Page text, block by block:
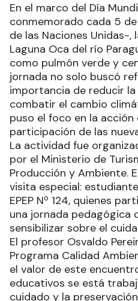
En el marco del Día
conmemorado cada 5
de las Naciones Unidas-,
Laguna Oca del río
como pulmón verde y
jornada no solo buscó
importancia de reducir
combatir el cambio
puso el foco en la
participación de las
La actividad fue
por el Ministerio de
Producción y Ambiente.
visita especial:
EPEP Nº 124, quienes
una jornada pedagógica
sensibilizar sobre el
El profesor Osvaldo
Programa Calidad
el valor de este
educativos se está
cuidado y la